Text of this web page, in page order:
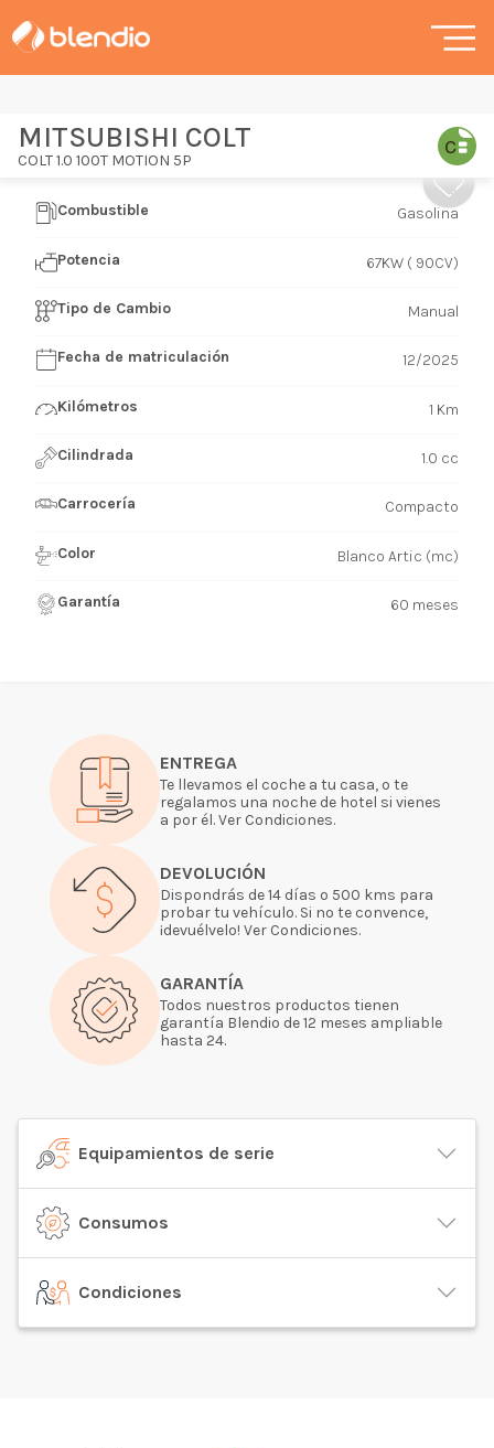
MITSUBISHI COLT
COLT 1.0 100T MOTION 5P
ENTREGA
Te llevamos el coche a tu casa, o te
regalamos una noche de hotel si vienes
a por él. Ver Condiciones.
DEVOLUCIÓN
Dispondrás de 14 días o 500 kms para
probar tu vehículo. Si no te convence,
¡devuélvelo! Ver Condiciones.
GARANTÍA
Todos nuestros productos tienen
garantía Blendio de 12 meses ampliable
hasta 24.
Equipamientos de serie
Consumos
Condiciones
Combustible Gasolina
Potencia 67KW ( 90CV)
Tipo de Cambio Manual
Fecha de matriculación 12/2025
Kilómetros 1 Km
Cilindrada 1.0 cc
Carrocería Compacto
Color Blanco Artic (mc)
Garantía 60 meses